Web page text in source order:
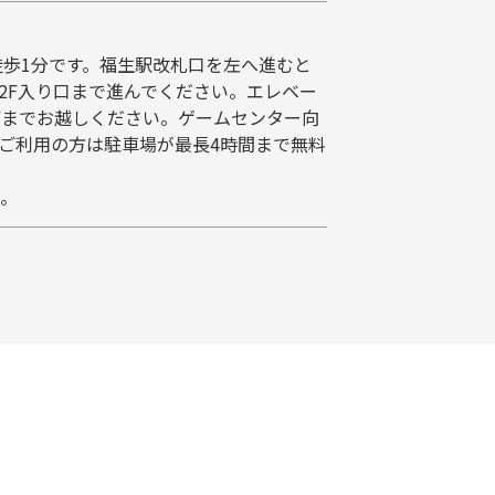
1分です。福生駅改札口を左へ進むと
入り口まで進んでください。エレベー
でお越しください。ゲームセンター向
利用の方は駐車場が最長4時間まで無料